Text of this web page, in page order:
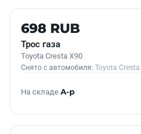
Б/У В НАЛИЧИИ
698 RUB
Трос газа
Toyota Cresta X90
Снято с автомобиля: Toyota Cresta
На складе А-р